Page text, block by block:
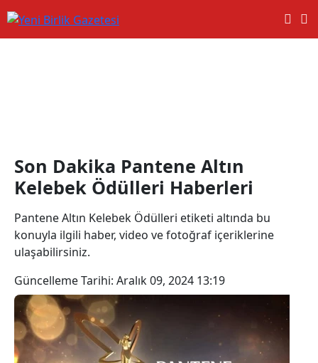
Son Dakika Pantene Altın
Kelebek Ödülleri Haberleri
Pantene Altın Kelebek Ödülleri etiketi altında bu
konuyla ilgili haber, video ve fotoğraf içeriklerine
ulaşabilirsiniz.
Güncelleme Tarihi: Aralık 09, 2024 13:19